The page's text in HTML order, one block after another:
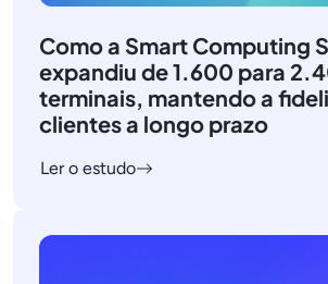
Como a Smart Computing
expandiu de 1.600 para
terminais, mantendo a
clientes a longo prazo
Ler o estudo